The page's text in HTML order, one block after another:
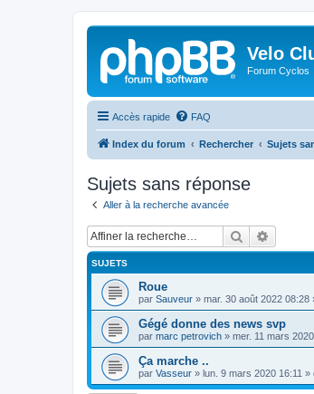
Velo
Forum Cyclos
Accès rapide FAQ
Index du forum Rechercher Sujets
Sujets sans réponse
Aller à la recherche avancée
Rechercher
SUJETS
Roue
par Sauveur » mar. 30 août 2022 08:28
Gégé donne des news svp
par marc petrovich » mer. 11 mars
Ça marche ..
par Vasseur » lun. 9 mars 2020 16:11 »